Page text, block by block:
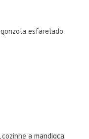
esfarelado
cozinhe amandioca